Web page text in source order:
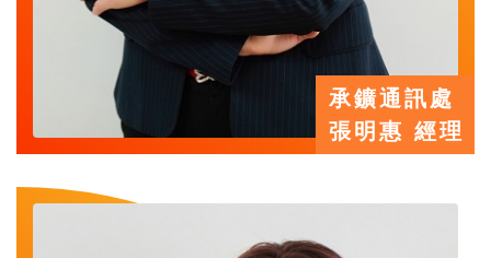
承鑛通訊處
張明惠 經理